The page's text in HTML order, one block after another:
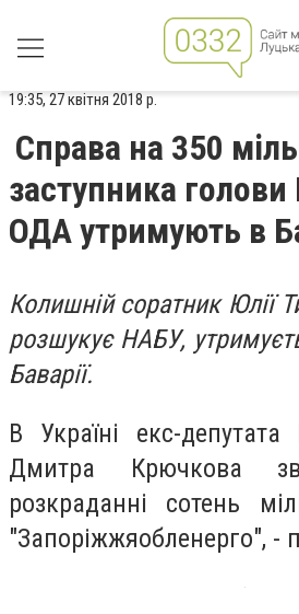
19:35, 27 квітня 2018 р.
Справа на 350
заступника голови
ОДА утримують в
Колишній соратник Юлії
розшукує НАБУ,
Баварії.
В Україні екс-депутата
Дмитра Крючкова
розкраданні сотень
"Запоріжжяобленерго", -